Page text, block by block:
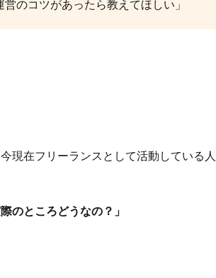
のコツがあったら教えてほしい」
現在フリーランスとして活動している人
のところどうなの？」